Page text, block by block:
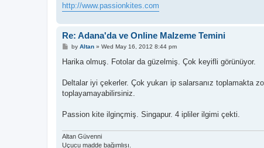
http://www.passionkites.com
Re: Adana'da ve Online Malzeme Temini
P
s
by Altan» Wed May 16, 2012 8:44 pm
Harika olmuş. Fotolar da güzelmiş. Çok keyifli görünüyor.
Deltalar iyi çekerler. Çok yukarı ip salarsanız toplamakta
toplayamayabilirsiniz.
Passion kite ilginçmiş. Singapur. 4 ipliler ilgimi çekti.
Altan Güvenni
Uçucu madde bağımlısı.